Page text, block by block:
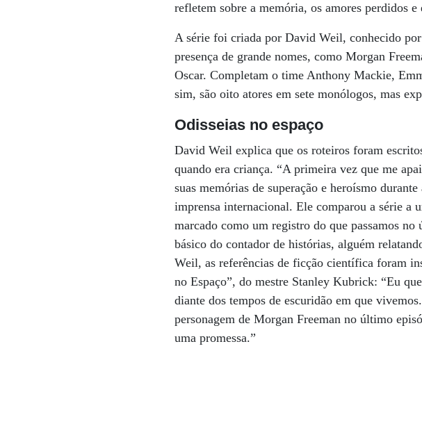
refletem sobre a memória, os amores perdidos
A série foi criada por David Weil, conhecido
presença de grande nomes, como Morgan
Oscar. Completam o time Anthony Mackie,
sim, são oito atores em sete monólogos, mas
Odisseias no espaço
David Weil explica que os roteiros foram
quando era criança. “A primeira vez que me
suas memórias de superação e heroísmo
imprensa internacional. Ele comparou a série a
marcado como um registro do que passamos
básico do contador de histórias, alguém
Weil, as referências de ficção científica foram
no Espaço”, do mestre Stanley Kubrick: “Eu
diante dos tempos de escuridão em que
personagem de Morgan Freeman no último
uma promessa.”